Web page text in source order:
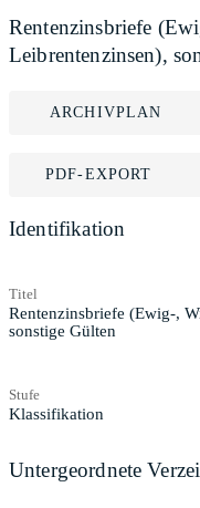
Rentenzinsbriefe
Leibrentenzinsen),
ARCHIVPLAN
PDF-EXPORT
Identifikation
Titel
Rentenzinsbriefe (Ewig-,
sonstige Gülten
Stufe
Klassifikation
Untergeordnete